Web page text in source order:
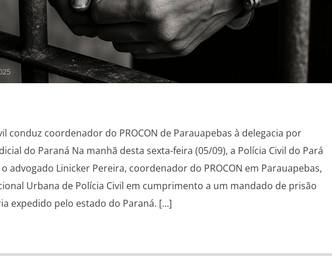
conduz coordenador do PROCON de Parauapebas à delegacia por
do Paraná Na manhã desta sexta-feira (05/09), a Polícia Civil do Pará
advogado Linicker Pereira, coordenador do PROCON em Parauapebas,
Urbana de Polícia Civil em cumprimento a um mandado de prisão
expedido pelo estado do Paraná. […]